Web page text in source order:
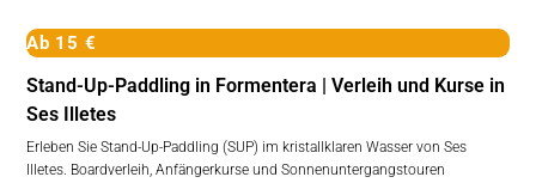
Ab 15 €
Stand-Up-Paddling in Formentera | Verleih und Kurse in
Ses Illetes
Erleben Sie Stand-Up-Paddling (SUP) im kristallklaren Wasser von Ses
Illetes. Boardverleih, Anfängerkurse und Sonnenuntergangstouren